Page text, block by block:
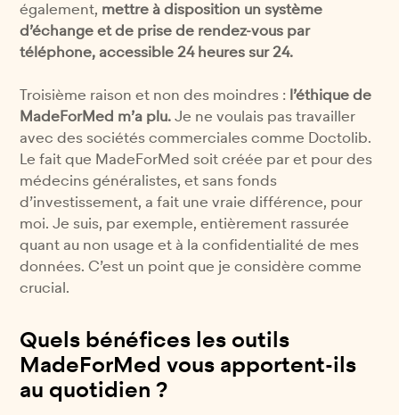
également, mettre à disposition un système
d’échange et de prise de rendez-vous par
téléphone, accessible 24 heures sur 24.
Troisième raison et non des moindres : l’éthique de
MadeForMed m’a plu. Je ne voulais pas travailler
avec des sociétés commerciales comme Doctolib.
Le fait que MadeForMed soit créée par et pour des
médecins généralistes, et sans fonds
d’investissement, a fait une vraie différence, pour
moi. Je suis, par exemple, entièrement rassurée
quant au non usage et à la confidentialité de mes
données. C’est un point que je considère comme
crucial.
Quels bénéfices les outils
MadeForMed vous apportent-ils
au quotidien ?